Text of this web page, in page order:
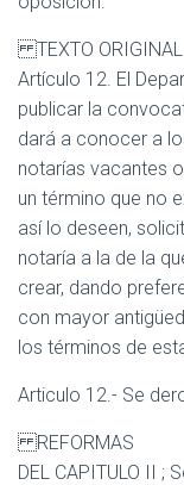
TEXTO ORIGINAL
Artículo 12. El
publicar la
dará a conocer a
notarías vacantes
un término que no
así lo deseen,
notaría a la de la
crear, dando
con mayor
los términos de
Articulo 12.- Se
REFORMAS
DEL CAPITULO II ;